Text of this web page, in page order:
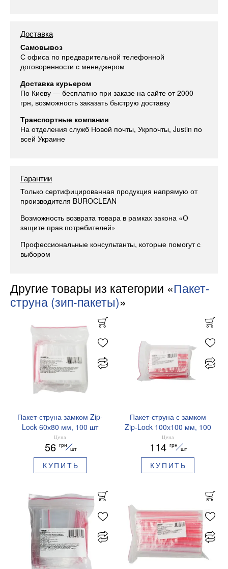
Доставка
Самовывоз
С офиса по предварительной телефонной
договоренности с менеджером
Доставка курьером
По Киеву — бесплатно при заказе на сайте от 2000
грн, возможность заказать быструю доставку
Транспортные компании
На отделения служб Новой почты, Укрпочты, Justin по
всей Украине
Гарантии
Только сертифицированная продукция напрямую от
производителя BUROCLEAN
Возможность возврата товара в рамках закона «О
защите прав потребителей»
Профессиональные консультанты, которые помогут с
выбором
Другие товары из категории «Пакет-
струна (зип-пакеты)»
Пакет-струна замком Zip-
Lock 60х80 мм, 100 шт
BUROCLEAN 10200514
Цена
56 грн
шт
КУПИТЬ
Пакет-струна с замком
Zip-Lock 100х100 мм, 100
штук BUROCLEAN
10200518
Цена
114 грн
шт
КУПИТЬ